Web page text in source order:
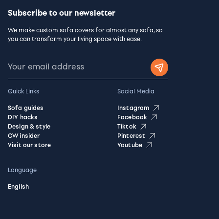
Subscribe to our newsletter
We make custom sofa covers for almost any sofa, so
you can transform your living space with ease.
Quick Links
Sofa guides
DIY hacks
Design & style
CW insider
Visit our store
Social Media
Instagram
Facebook
Tiktok
Pinterest
Youtube
Language
English